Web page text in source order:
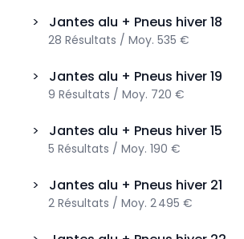
> Jantes alu + Pneus hiver18
28 Résultats / Moy. 535 €
> Jantes alu + Pneus hiver19
9 Résultats / Moy. 720 €
> Jantes alu + Pneus hiver15
5 Résultats / Moy. 190 €
> Jantes alu + Pneus hiver 21
2 Résultats / Moy. 2 495 €